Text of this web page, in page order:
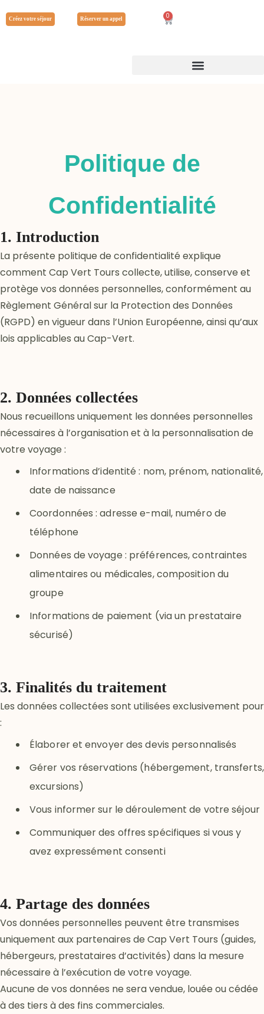
Créez votre séjour Réserver un appel 0
Politique de
Confidentialité
1. Introduction
La présente politique de confidentialité explique
comment Cap Vert Tours collecte, utilise, conserve et
protège vos données personnelles, conformément au
Règlement Général sur la Protection des Données
(RGPD) en vigueur dans l’Union Européenne, ainsi qu’aux
lois applicables au Cap-Vert.
2. Données collectées
Nous recueillons uniquement les données personnelles
nécessaires à l’organisation et à la personnalisation de
votre voyage :
Informations d’identité : nom, prénom, nationalité,
date de naissance
Coordonnées : adresse e-mail, numéro de
téléphone
Données de voyage : préférences, contraintes
alimentaires ou médicales, composition du
groupe
Informations de paiement (via un prestataire
sécurisé)
3. Finalités du traitement
Les données collectées sont utilisées exclusivement pour
:
Élaborer et envoyer des devis personnalisés
Gérer vos réservations (hébergement, transferts,
excursions)
Vous informer sur le déroulement de votre séjour
Communiquer des offres spécifiques si vous y
avez expressément consenti
4. Partage des données
Vos données personnelles peuvent être transmises
uniquement aux partenaires de Cap Vert Tours (guides,
hébergeurs, prestataires d’activités) dans la mesure
nécessaire à l’exécution de votre voyage.
Aucune de vos données ne sera vendue, louée ou cédée
à des tiers à des fins commerciales.